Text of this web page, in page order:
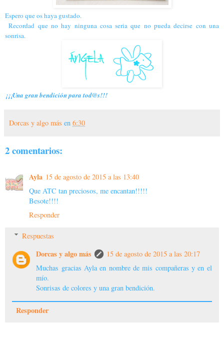
Espero que os haya gustado.
Recordad que no hay ninguna cosa seria que no pueda decirse con una
sonrisa.
¡¡¡Una gran bendición para tod@s!!!
Dorcas y algo más en 6:30
2 comentarios:
Ayla 15 de agosto de 2015 a las 13:40
Que ATC tan preciosos, me encantan!!!!!
Besote!!!!
Responder
Respuestas
Dorcas y algo más
15 de agosto de 2015 a las 20:17
Muchas gracias Ayla en nombre de mis compañeras y en el
mío.
Sonrisas de colores y una gran bendición.
Responder